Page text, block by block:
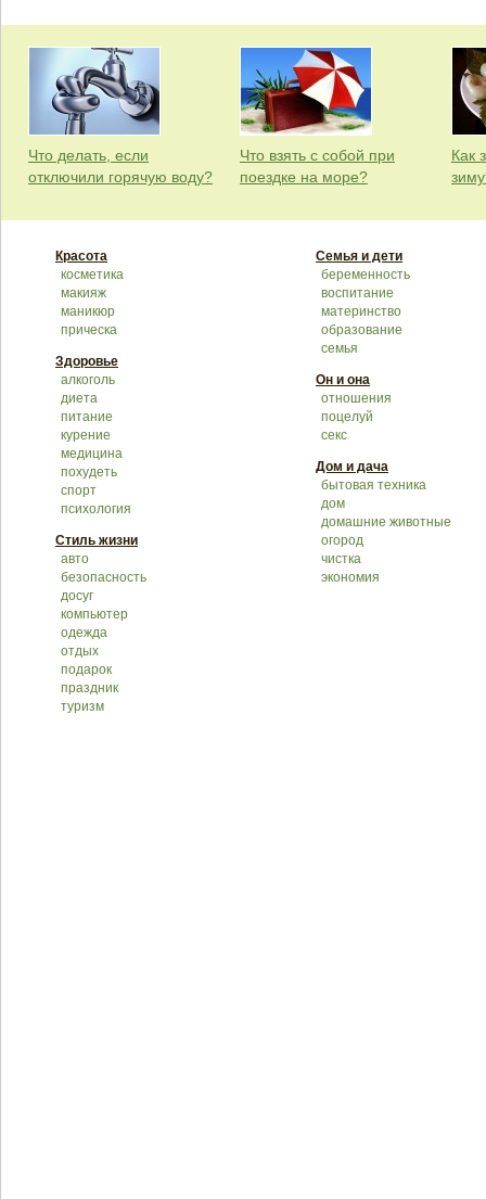
Что делать, если
отключили горячую воду?
Что взять с собой при
поездке на море?
Как
Красота
косметика
макияж
маникюр
прическа
Здоровье
алкоголь
диета
питание
курение
медицина
похудеть
спорт
психология
Стиль жизни
авто
безопасность
досуг
компьютер
одежда
отдых
подарок
праздник
туризм
Семья и дети
беременность
воспитание
материнство
образование
семья
Он и она
отношения
поцелуй
секс
Дом и дача
бытовая техника
дом
домашние животные
огород
чистка
экономия